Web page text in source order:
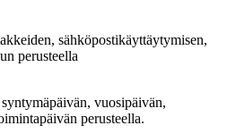
sähköpostikäyttäytymisen,
perusteella
vuosipäivän,
perusteella.